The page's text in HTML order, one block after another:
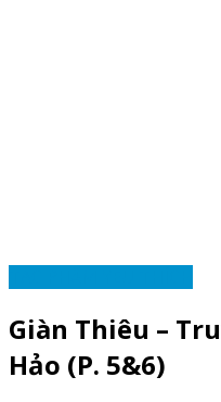
Giàn Thiêu –
Hảo (P. 5&6)